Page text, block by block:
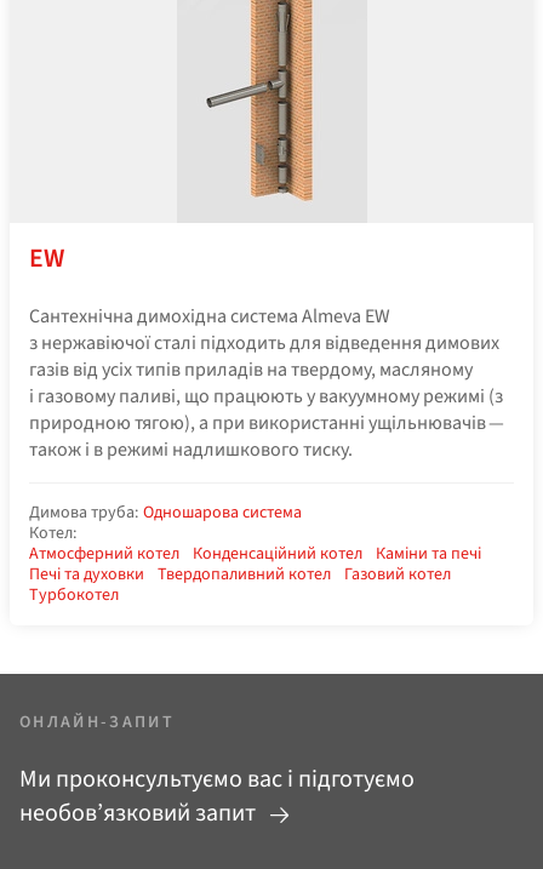
EW
Сантехнічна димохідна система Almeva EW
з нержавіючої сталі підходить для відведення димових
газів від усіх типів приладів на твердому, масляному
і газовому паливі, що працюють у вакуумному режимі (з
природною тягою), а при використанні ущільнювачів —
також і в режимі надлишкового тиску.
Димова труба: Одношарова система
Котел:
Атмосферний котел Конденсаційний котел Каміни та печі
Печі та духовки Твердопаливний котел Газовий котел
Турбокотел
ОНЛАЙН-ЗАПИТ
Ми проконсультуємо вас і підготуємо
необов’язковий запит